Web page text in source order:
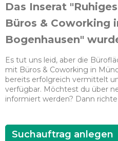
Das Inserat
Büros & Coworking
Bogenhausen"
Es tut uns leid, aber die
mit Büros & Coworking in
bereits erfolgreich vermittelt
verfügbar. Möchtest du über
informiert werden? Dann
Suchauftrag anlegen